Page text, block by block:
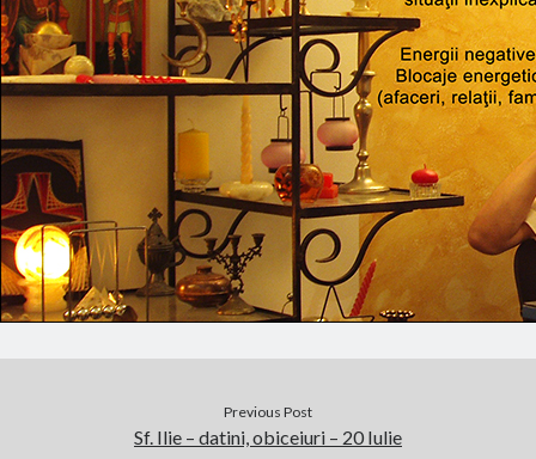
Previous Post
Sf. Ilie – datini, obiceiuri – 20 Iulie